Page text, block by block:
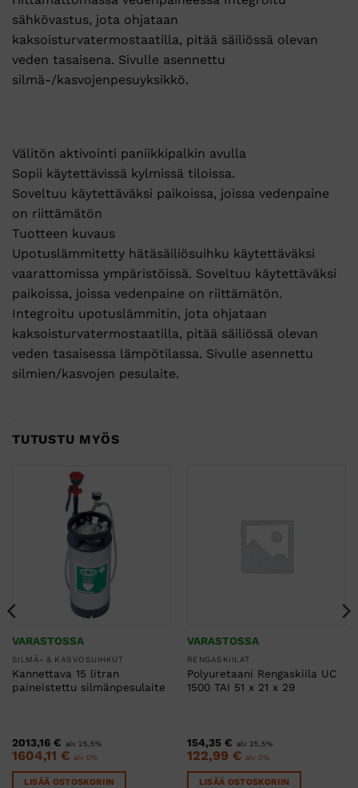
sähkövastus, jota ohjataan
kaksoisturvatermostaatilla, pitää säiliössä olevan
veden tasaisena. Sivulle asennettu
silmä-/kasvojenpesuyksikkö.
Välitön aktivointi paniikkipalkin avulla
Sopii käytettävissä kylmissä tiloissa.
Soveltuu käytettäväksi paikoissa, joissa vedenpaine
on riittämätön
Tuotteen kuvaus
Upotuslämmitetty hätäsäiliösuihku käytettäväksi
vaarattomissa ympäristöissä. Soveltuu käytettäväksi
paikoissa, joissa vedenpaine on riittämätön.
Integroitu upotuslämmitin, jota ohjataan
kaksoisturvatermostaatilla, pitää säiliössä olevan
veden tasaisessa lämpötilassa. Sivulle asennettu
silmien/kasvojen pesulaite.
TUTUSTU MYÖS
VARASTOSSA
SILMÄ- & KASVOSUIHKUT
Kannettava 15 litran
paineistettu silmänpesulaite
2013,16 € alv 25,5%
1604,11 € alv 0%
LISÄÄ OSTOSKORIIN
VARASTOSSA
RENGASKIILAT
Polyuretaani Rengaskiila UC
1500 TAI 51 x 21 x 29
154,35 € alv 25,5%
122,99 € alv 0%
LISÄÄ OSTOSKORIIN